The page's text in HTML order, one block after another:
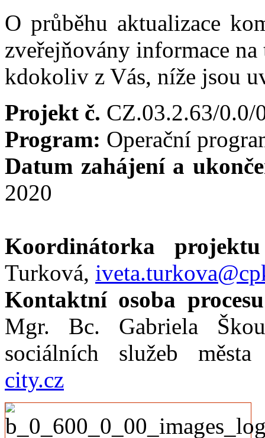
O průběhu aktualizace
zveřejňovány informace
kdokoliv z Vás, níže jsou
Projekt č. CZ.03.2.63/0.0/
Program: Operační
Datum zahájení a
2020
Koordinátorka
Turková,
Kontaktní osoba
Mgr. Bc. Gabriela
sociálních služeb
city.cz